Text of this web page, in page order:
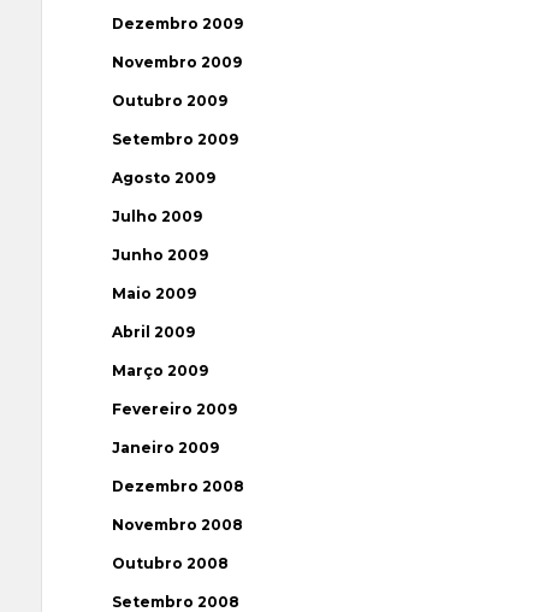
Dezembro 2009
Novembro 2009
Outubro 2009
Setembro 2009
Agosto 2009
Julho 2009
Junho 2009
Maio 2009
Abril 2009
Março 2009
Fevereiro 2009
Janeiro 2009
Dezembro 2008
Novembro 2008
Outubro 2008
Setembro 2008